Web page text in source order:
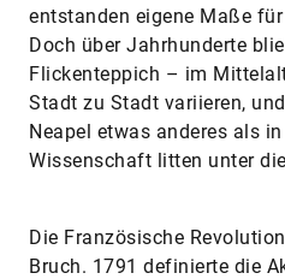
entstanden eigene Maße
Doch über Jahrhunderte
Flickenteppich – im
Stadt zu Stadt variieren,
Neapel etwas anderes als
Wissenschaft litten unter
Die Französische
Bruch. 1791 definierte die